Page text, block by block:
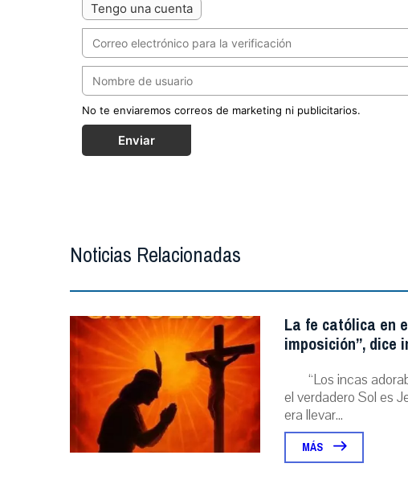
Tengo una cuenta
No te enviaremos correos de marketing ni publicitarios.
Enviar
Noticias Relacionadas
La fe católica en
imposición”, dice
“Los incas
el verdadero Sol es
era llevar...
MÁS